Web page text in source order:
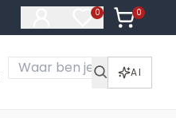
0
Artikelen in
0
Artikelen
AI